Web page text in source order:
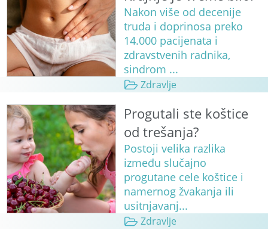
Nakon više od decenije
truda i doprinosa preko
14.000 pacijenata i
zdravstvenih radnika,
sindrom ...
Zdravlje
Progutali ste koštice
od trešanja?
Postoji velika razlika
između slučajno
progutane cele koštice i
namernog žvakanja ili
usitnjavanj...
Zdravlje